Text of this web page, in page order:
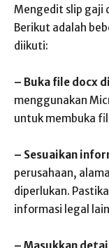
Mengedit slip gaji
Berikut adalah
diikuti:
– Buka file docx
menggunakan
untuk membuka
– Sesuaikan
perusahaan,
diperlukan.
informasi legal